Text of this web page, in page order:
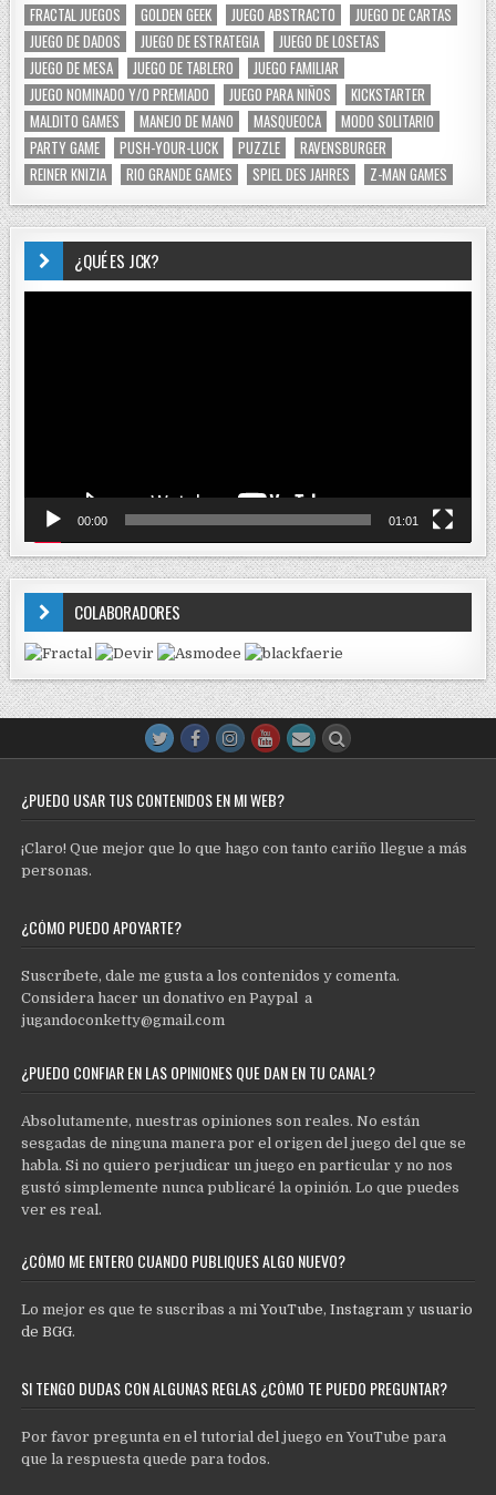
FRACTAL JUEGOS
GOLDEN GEEK JUEGO ABSTRACTO
JUEGO DE CARTAS
JUEGO DE DADOS
JUEGO DE ESTRATEGIA
JUEGO DE LOSETAS
JUEGO DE MESA
JUEGO DE TABLERO
JUEGO FAMILIAR
JUEGO NOMINADO Y/O PREMIADO
JUEGO PARA NIÑOS
KICKSTARTER
MALDITO GAMES
MANEJO DE MANO MASQUEOCA
MODO SOLITARIO
PARTY GAME
PUSH-YOUR-LUCK PUZZLE
RAVENSBURGER
REINER KNIZIA
RIO GRANDE GAMES SPIEL DES JAHRES Z-MAN GAMES
¿QUÉ ES JCK?
00:00 01:01
COLABORADORES
¿PUEDO USAR TUS CONTENIDOS EN MI WEB?
¡Claro! Que mejor que lo que hago con tanto cariño llegue a más
personas.
¿CÓMO PUEDO APOYARTE?
Suscríbete, dale me gusta a los contenidos y comenta.
Considera hacer un donativo en Paypal a
jugandoconketty@gmail.com
¿PUEDO CONFIAR EN LAS OPINIONES QUE DAN EN TU CANAL?
Absolutamente, nuestras opiniones son reales. No están
sesgadas de ninguna manera por el origen del juego del que se
habla. Si no quiero perjudicar un juego en particular y no nos
gustó simplemente nunca publicaré la opinión. Lo que puedes
ver es real.
¿CÓMO ME ENTERO CUANDO PUBLIQUES ALGO NUEVO?
Lo mejor es que te suscribas a miYouTube,Instagram y usuario
de BGG.
SI TENGO DUDAS CON ALGUNAS REGLAS ¿CÓMO TE PUEDO PREGUNTAR?
Por favor pregunta en el tutorial del juego en YouTube para
que la respuesta quede para todos.